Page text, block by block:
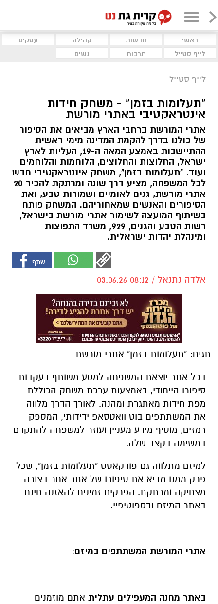
ראשי חדשות קהילה
עסקים
לייף סטייל
תרבות נשים
לייף סטייל
"תעלומות בזמן" - משחק חידות
אינטראקטיבי באתרי מורשת
אתרי המורשת ברחבי הארץ מביאים את הסיפור
של כולנו בדרך להקמת המדינה מימי ראשית
ההתיישבות באמצע המאה ה-19, העליות לארץ
ישראל, החלוצות והחלוצים, הלוחמות והלוחמים
ועוד. "תעלומות בזמן", משחק אינטראקטיבי חדש
לכל המשפחה, מציע דרך שונה ומרתקת להכיר 20
אתרי מורשת, גנים לאומיים ושמורות טבע, ואת
הסיפורים והאנשים שמאחוריהם. המשחק פותח
בשיתוף המועצה לשימור אתרי מורשת בישראל,
רשות הטבע והגנים, 929, משרד התפוצות
ומינהלת יהדות ישראלית.
אלדה נתנאל / 08:12 03.06.26
תגים: "תעלומות בזמן" אתרי מורשת
בכל אתר יוצאת המשפחה למסע משותף בעקבות
סיפורו הייחודי, באמצעות ערכת משחק הכוללת
מפת חידות מאתגרת ומהנה. לאורך הדרך מלווה
את המשתתפים בוט וואטסאפ ידידותי, המספק
רמזים, מוסיף מידע מעניין ועוזר למשפחה להתקדם
במשימה בקצב שלה.
למיזם מתלווה גם פודקאסט "תעלומות בזמן", שכל
פרק ממנו מביא את סיפורו של אתר אחר בצורה
מצחיקה ומרתקת. הפרקים זמינים להאזנה חינם
באתר המיזם ובספוטיפיי.
אתרי המורשת המשתתפים במיזם:
באתר מחנה המעפילים עתלית אתם מוזמנים